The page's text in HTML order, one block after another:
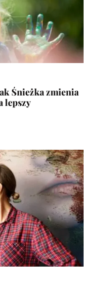
Śnieżka zmienia
lepszy